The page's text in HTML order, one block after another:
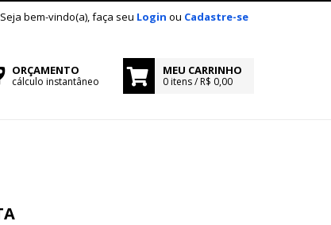
Seja bem-vindo(a), faça seu Login ou Cadastre-se
ORÇAMENTO
cálculo instantâneo
MEU CARRINHO
0 itens / R$ 0,00